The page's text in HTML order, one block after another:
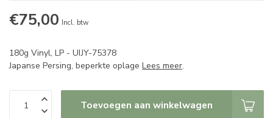
€75,00 Incl. btw
180g Vinyl, LP - UIJY-75378
Japanse Persing, beperkte oplage Lees meer.
Toevoegen aan winkelwagen